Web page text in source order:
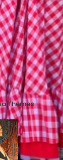
Themes